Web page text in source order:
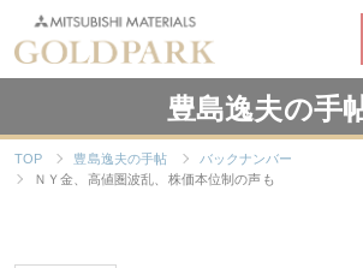
豊島逸夫の手
TOP 豊島逸夫の手帖
バックナンバー
ＮＹ金、高値圏波乱、株価本位制の声も